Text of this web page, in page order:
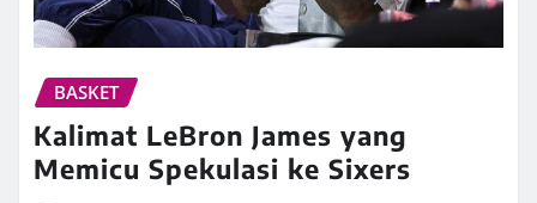
BASKET
Kalimat LeBron James yang
Memicu Spekulasi ke Sixers